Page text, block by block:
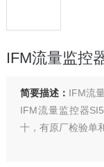
IFM流量监控
简要描述： IFM流
IFM流量监控器
十，有原厂检验单